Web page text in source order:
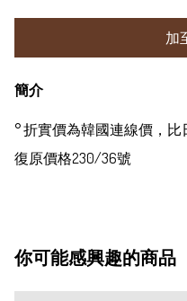
加
簡介
° 折實價為韓國連線價，
復原價格230/36號
你可能感興趣的商品